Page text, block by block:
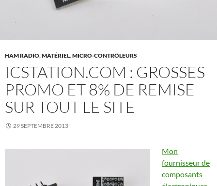
HAM RADIO,MATÉRIEL,MICRO-CONTRÔLEURS
ICSTATION.COM : GROSSES
PROMO ET 8% DE REMISE
SUR TOUT LE SITE
29 SEPTEMBRE 2013
Mon
fournisseur de
composants